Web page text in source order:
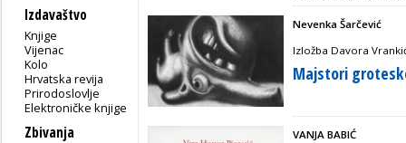
Izdavaštvo
Knjige
Vijenac
Kolo
Hrvatska revija
Prirodoslovlje
Elektroničke knjige
Zbivanja
Nevenka Šarčević
Izložba Davora
Majstori
VANJA BABIĆ